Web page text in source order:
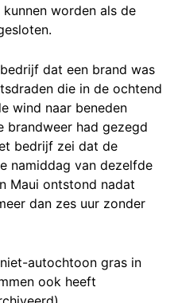
worden als de
dat een brand was
die in de ochtend
wind naar beneden
brandweer had gezegd
bedrijf zei dat de
namiddag van dezelfde
Maui ontstond nadat
dan zes uur zonder
autochtoon gras in
ook heeft